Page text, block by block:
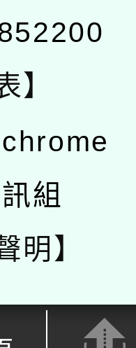
】
組
明】